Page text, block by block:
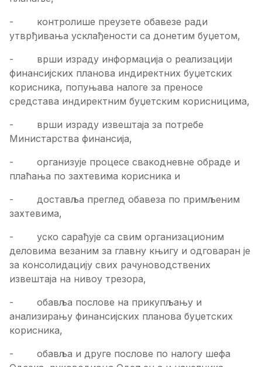
- контролише преузете обавезе ради
утврђивања усклађености са донетим буџетом,
- врши израду информација о реализацији
финансијских планова индиректних буџетских
корисника, попуњава налоге за преносе
средстава индиректним буџетским корисницима,
- врши израду извештаја за потребе
Министарства финансија,
- организује процесе свакодневне обраде и
плаћања по захтевима корисника и
- доставља преглед обавеза по примљеним
захтевима,
- уско сарађује са свим организационим
деловима везаним за главну књигу и одговаран је
за консолидацију свих рачуноводствених
извештаја на нивоу трезора,
- обавља послове на прикупљању и
анализирању финансијских планова буџетских
корисника,
- обавља и друге послове по налогу шефа